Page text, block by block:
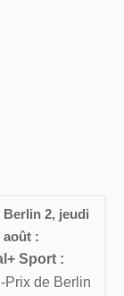
Berlin 2, jeudi
août :
Sport :
Prix de Berlin